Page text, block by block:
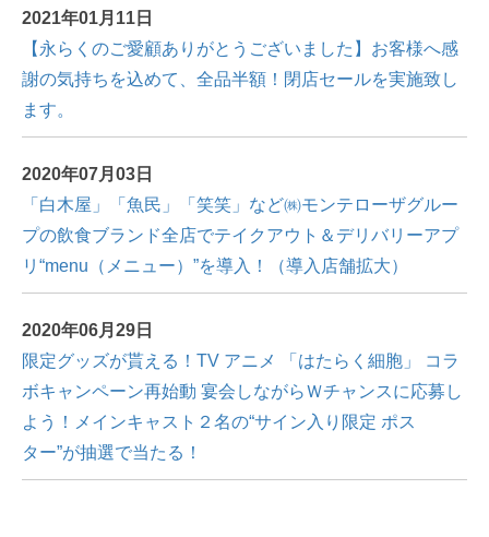
2021年01月11日
【永らくのご愛顧ありがとうございました】お客様へ感
謝の気持ちを込めて、全品半額！閉店セールを実施致し
ます。
2020年07月03日
「白木屋」「魚民」「笑笑」など㈱モンテローザグルー
プの飲食ブランド全店でテイクアウト＆デリバリーアプ
リ“menu（メニュー）”を導入！（導入店舗拡大）
2020年06月29日
限定グッズが貰える！TV アニメ 「はたらく細胞」 コラ
ボキャンペーン再始動 宴会しながらＷチャンスに応募し
よう！メインキャスト２名の“サイン⼊り限定 ポス
ター”が抽選で当たる！